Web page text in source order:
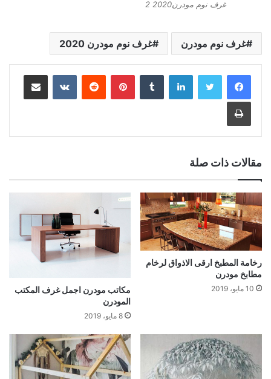
غرف نوم مودرن2020 2
غرف نوم مودرن غرف نوم مودرن 2020
لينكدإن بينتيريست مشاركة عبر البريد
طباعة
مقالات ذات صلة
رخامة المطبخ ارقى الاذواق لرخام
مطابخ مودرن
10 مايو، 2019
مكاتب مودرن اجمل غرف المكتب
المودرن
8 مايو، 2019